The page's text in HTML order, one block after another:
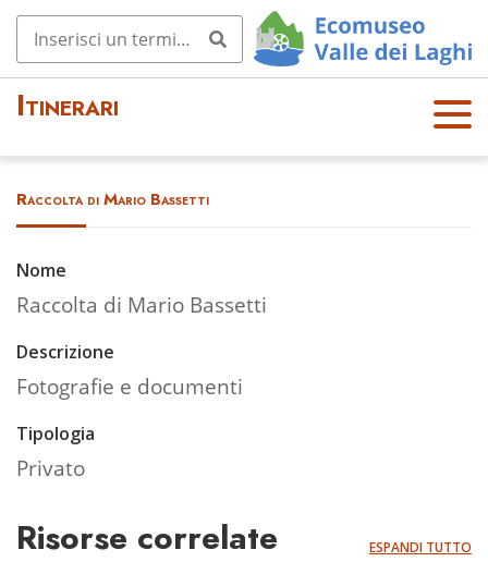
Itinerari
OPE
N
Raccolta di Mario Bassetti
Nome
Raccolta di Mario Bassetti
Descrizione
Fotografie e documenti
Tipologia
Privato
Risorse correlate ESPANDI TUTTO